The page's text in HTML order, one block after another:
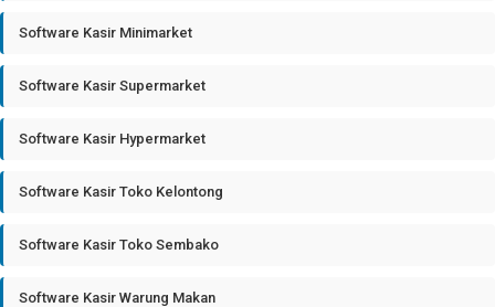
Software Kasir Minimarket
Software Kasir Supermarket
Software Kasir Hypermarket
Software Kasir Toko Kelontong
Software Kasir Toko Sembako
Software Kasir Warung Makan